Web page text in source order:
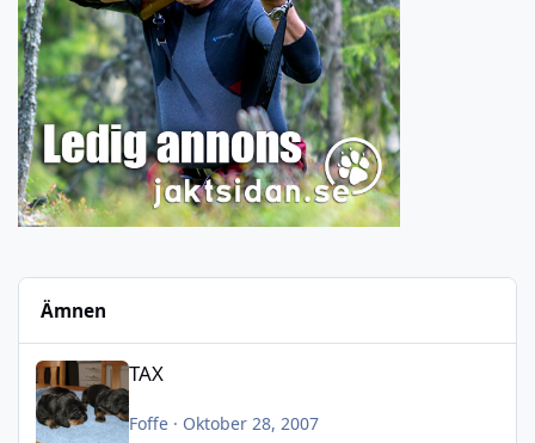
Ämnen
TAX
TAX
Foffe· Oktober 28, 2007